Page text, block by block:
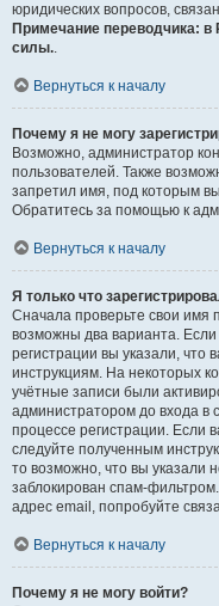
юридических вопросов,
Примечание переводчика:
силы..
Вернуться к началу
Почему я не могу
Возможно, администратор
пользователей. Также
запретил имя, под которым
Обратитесь за помощью к
Вернуться к началу
Я только что
Сначала проверьте свои имя
возможны два варианта.
регистрации вы указали, что
инструкциям. На некоторых
учётные записи были
администратором до входа в
процессе регистрации. Если
следуйте полученным
то возможно, что вы указали
заблокирован спам-
адрес email, попробуйте
Вернуться к началу
Почему я не могу войти?